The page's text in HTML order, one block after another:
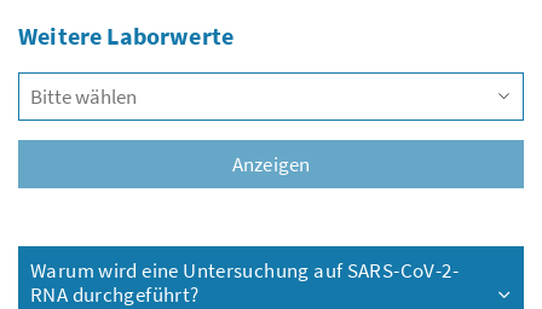
Weitere Laborwerte
Anzeigen
Warum wird eine Untersuchung auf SARS-CoV-2-
RNA durchgeführt?